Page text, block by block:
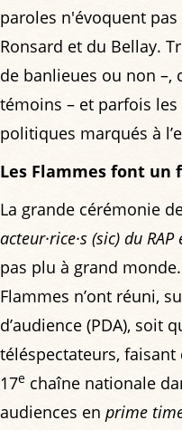
paroles n'évoquent
Ronsard et du Bellay.
de banlieues ou non –,
témoins – et parfois
politiques marqués à
Les Flammes font un
La grande cérémonie
acteur·rice·s (sic) du
pas plu à grand
Flammes n’ont réuni,
d’audience (PDA), soit
téléspectateurs,
17e chaîne nationale
audiences en prime